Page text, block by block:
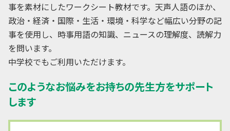
事を素材にしたワークシート教材です。天声人語のほか、
政治・経済・国際・生活・環境・科学など幅広い分野の記
事を使用し、時事用語の知識、ニュースの理解度、読解力
を問います。
中学校でもご利用いただけます。
このようなお悩みをお持ちの先生方をサポート
します